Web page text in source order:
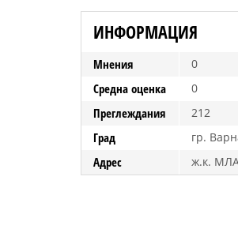
ИНФОРМАЦИЯ
Мнения 0
Средна оценка 0
Преглеждания 212
Град гр.
Адрес ж.к.